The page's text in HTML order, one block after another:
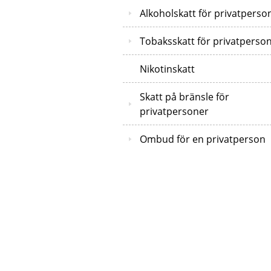
Alkoholskatt för
Tobaksskatt för
Nikotinskatt
Skatt på bränsle för
privatpersoner
Ombud för en privatperson